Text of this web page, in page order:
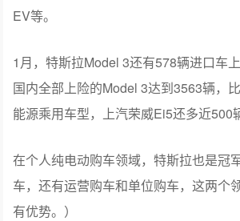
EV等。
1月，特斯拉Model 3还有578辆进口车
国内全部上险的Model 3达到3563辆，
能源乘用车型，上汽荣威Ei5还多近500
在个人纯电动购车领域，特斯拉也是冠
车，还有运营购车和单位购车，这两个
有优势。）